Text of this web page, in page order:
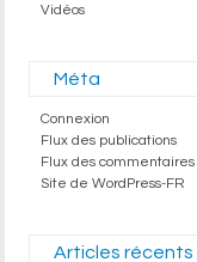
Vidéos
Méta
Connexion
Flux des publications
Flux des commentaires
Site de WordPress-FR
Articles récents